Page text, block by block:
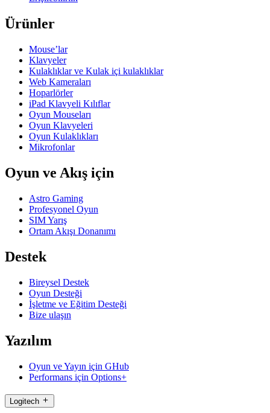
Ürünler
Mouse’lar
Klavyeler
Kulaklıklar ve Kulak içi kulaklıklar
Web Kameraları
Hoparlörler
iPad Klavyeli Kılıflar
Oyun Mouseları
Oyun Klavyeleri
Oyun Kulaklıkları
Mikrofonlar
Oyun ve Akış için
Astro Gaming
Profesyonel Oyun
SIM Yarış
Ortam Akışı Donanımı
Destek
Bireysel Destek
Oyun Desteği
İşletme ve Eğitim Desteği
Bize ulaşın
Yazılım
Oyun ve Yayın için GHub
Performans için Options+
Logitech